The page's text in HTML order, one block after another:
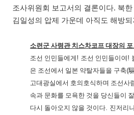
조사위원회 보고서의 결론이다. 북
김일성의 압제 가운데 아직도 해방
소련군 사령관 치스차코프 대장의
조선 인민들에게 ! 조선 인민들이여 !
은 조선에서 일본 약탈자들을 구축(
고대광실에서 호의호식하며 조선사
속과 문화를 모욕한 것을 당신들이
다시 돌아오지 않을 것이다. 진저리